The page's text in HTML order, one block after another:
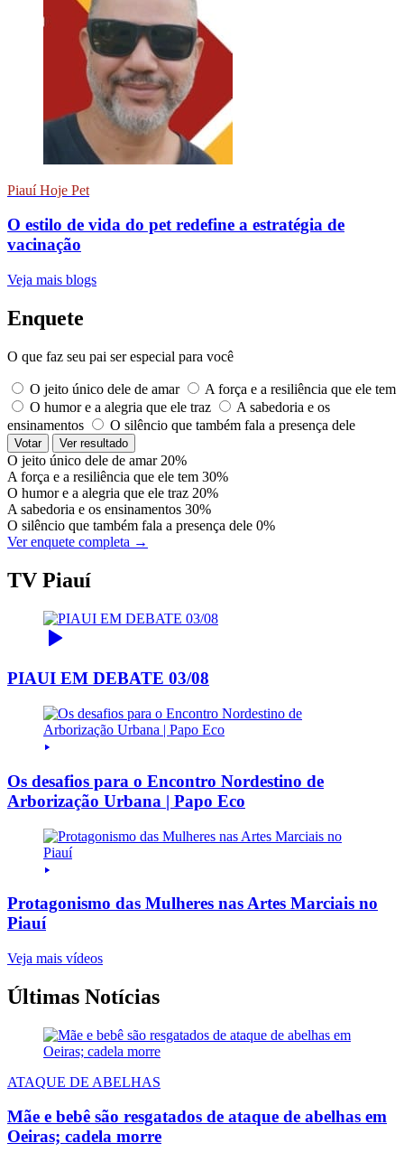
Piauí Hoje Pet
O estilo de vida do pet redefine a estratégia de
vacinação
Veja mais blogs
Enquete
O que faz seu pai ser especial para você
O jeito único dele de amar
A força e a resiliência que ele tem
O humor e a alegria que ele traz
A sabedoria e os
ensinamentos
O silêncio que também fala a presença dele
Votar Ver resultado
O jeito único dele de amar 20%
A força e a resiliência que ele tem 30%
O humor e a alegria que ele traz 20%
A sabedoria e os ensinamentos 30%
O silêncio que também fala a presença dele 0%
Ver enquete completa →
TV Piauí
PIAUI EM DEBATE 03/08
Os desafios para o Encontro Nordestino de
Arborização Urbana | Papo Eco
Protagonismo das Mulheres nas Artes Marciais no
Piauí
Veja mais vídeos
Últimas Notícias
ATAQUE DE ABELHAS
Mãe e bebê são resgatados de ataque de abelhas em
Oeiras; cadela morre